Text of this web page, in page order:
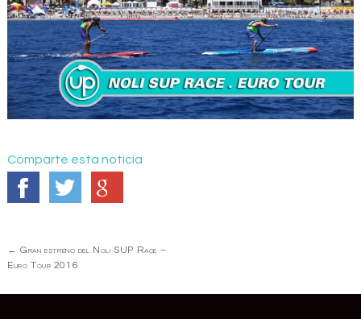
Comparte esta noticia
Navegación
de
← Gran estreno del Noli SUP Race –
Euro Tour 2016